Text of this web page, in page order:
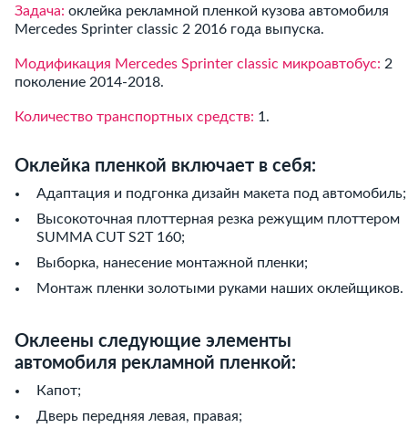
Задача: оклейка рекламной пленкой кузова автомобиля
Mercedes Sprinter classic 2 2016 года выпуска.
Модификация Mercedes Sprinter classic микроавтобус: 2
поколение 2014-2018.
Количество транспортных средств: 1.
Оклейка пленкой включает в себя:
Адаптация и подгонка дизайн макета под автомобиль;
Высокоточная плоттерная резка режущим плоттером
SUMMA CUT S2T 160;
Выборка, нанесение монтажной пленки;
Монтаж пленки золотыми руками наших оклейщиков.
Оклеены следующие элементы
автомобиля рекламной пленкой:
Капот;
Дверь передняя левая, правая;